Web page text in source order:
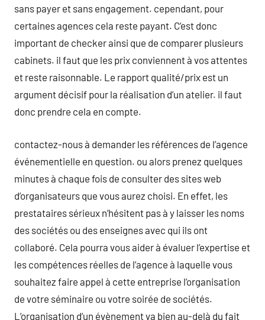
sans payer et sans engagement. cependant, pour
certaines agences cela reste payant. C’est donc
important de checker ainsi que de comparer plusieurs
cabinets. il faut que les prix conviennent à vos attentes
et reste raisonnable. Le rapport qualité/prix est un
argument décisif pour la réalisation d’un atelier. il faut
donc prendre cela en compte.
contactez-nous à demander les références de l’agence
événementielle en question. ou alors prenez quelques
minutes à chaque fois de consulter des sites web
d’organisateurs que vous aurez choisi. En effet, les
prestataires sérieux n’hésitent pas à y laisser les noms
des sociétés ou des enseignes avec qui ils ont
collaboré. Cela pourra vous aider à évaluer l’expertise et
les compétences réelles de l’agence à laquelle vous
souhaitez faire appel à cette entreprise l’organisation
de votre séminaire ou votre soirée de sociétés.
L’organisation d’un évènement va bien au-delà du fait